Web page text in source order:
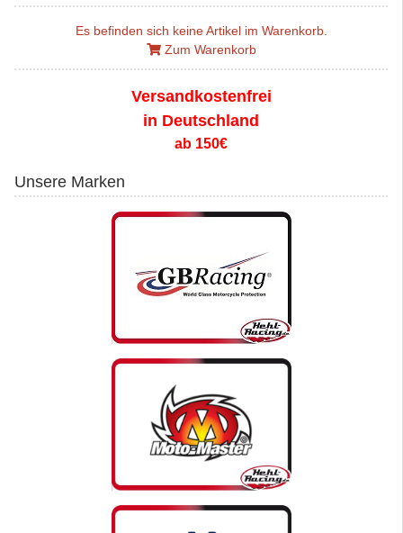
Es befinden sich keine Artikel im Warenkorb.
Zum Warenkorb
Versandkostenfrei
in Deutschland
ab 150€
Unsere Marken